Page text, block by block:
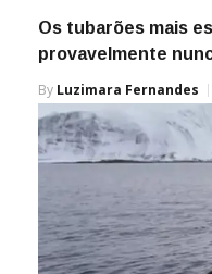
Os tubarões mais
provavelmente
By Luzimara Fernandes